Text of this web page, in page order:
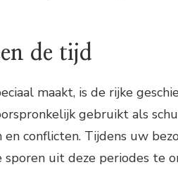
de tijd
maakt, is de rijke
gebruikt als
conflicten. Tijdens uw
sporen uit deze periodes te